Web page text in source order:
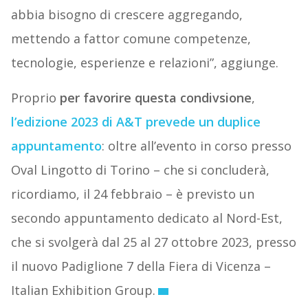
abbia bisogno di crescere aggregando,
mettendo a fattor comune competenze,
tecnologie, esperienze e relazioni”, aggiunge.
Proprio per favorire questa condivsione,
l’edizione 2023 di A&T prevede un duplice
appuntamento: oltre all’evento in corso presso
Oval Lingotto di Torino – che si concluderà,
ricordiamo, il 24 febbraio – è previsto un
secondo appuntamento dedicato al Nord-Est,
che si svolgerà dal 25 al 27 ottobre 2023, presso
il nuovo Padiglione 7 della Fiera di Vicenza –
Italian Exhibition Group.